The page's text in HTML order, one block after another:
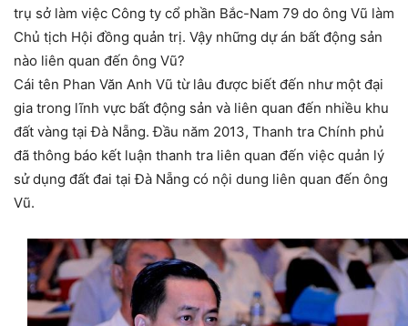
trụ sở làm việc Công ty cổ phần Bắc-Nam 79 do ông Vũ làm
Chủ tịch Hội đồng quản trị. Vậy những dự án bất động sản
nào liên quan đến ông Vũ?
Cái tên Phan Văn Anh Vũ từ lâu được biết đến như một đại
gia trong lĩnh vực bất động sản và liên quan đến nhiều khu
đất vàng tại Đà Nẵng. Đầu năm 2013, Thanh tra Chính phủ
đã thông báo kết luận thanh tra liên quan đến việc quản lý
sử dụng đất đai tại Đà Nẵng có nội dung liên quan đến ông
Vũ.